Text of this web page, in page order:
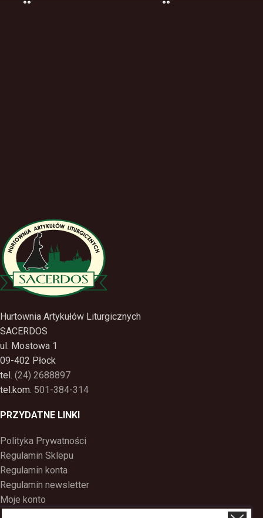
Hurtownia Artykułów Liturgicznych
SACERDOS
ul. Mostowa 1
09-402 Płock
tel. (24) 2688897
tel.kom. 501-384-314
PRZYDATNE LINKI
Polityka Prywatności
Regulamin Sklepu
Regulamin konta
Regulamin newsletter
Moje konto